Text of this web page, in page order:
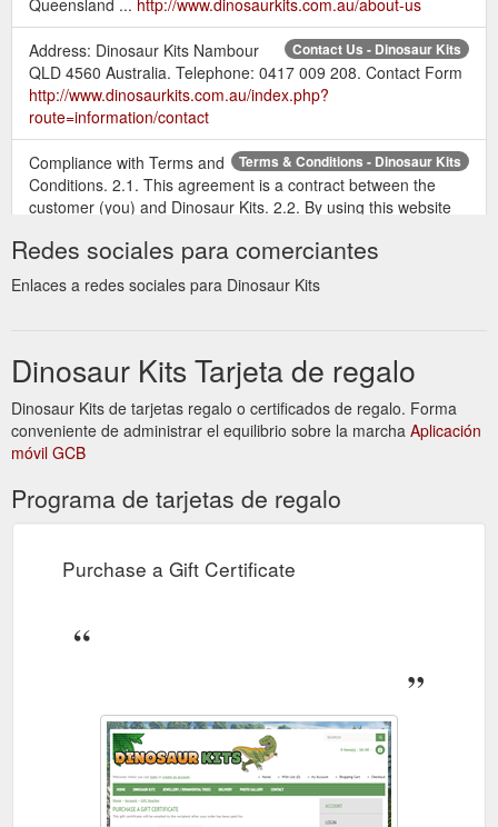
Contact Us - Dinosaur Kits
Address: Dinosaur Kits Nambour
QLD 4560 Australia. Telephone: 0417 009 208. Contact Form
http://www.dinosaurkits.com.au/index.php?
route=information/contact
Terms & Conditions - Dinosaur Kits
Compliance with Terms and
Conditions. 2.1. This agreement is a contract between the
customer (you) and Dinosaur Kits. 2.2. By using this website
agree to be bound by these Terms and Conditions when you
Conditions apply to the Ordering, purchase, fulfilment and
Redes sociales para comerciantes
Enlaces a redes sociales para Dinosaur Kits
Dinosaur Kits Tarjeta de regalo
Dinosaur Kits de tarjetas regalo o certificados de regalo. Forma
conveniente de administrar el equilibrio sobre la marcha Aplicación
móvil GCB
Programa de tarjetas de regalo
Purchase a Gift Certificate